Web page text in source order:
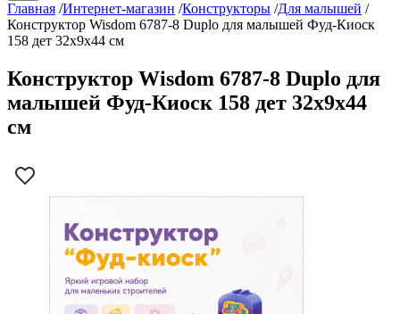
Главная /Интернет-магазин /Конструкторы /Для малышей /
Конструктор Wisdom 6787-8 Duplo для малышей Фуд-Киоск
158 дет 32х9х44 см
Конструктор Wisdom 6787-8 Duplo для
малышей Фуд-Киоск 158 дет 32х9х44
см